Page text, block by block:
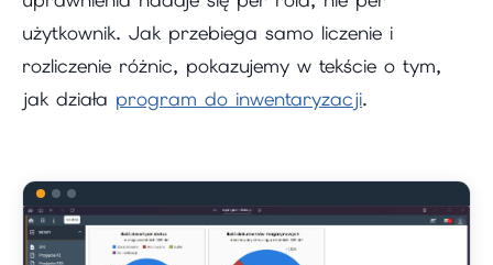
użytkownik. Jak przebiega samo liczenie i
rozliczenie różnic, pokazujemy w tekście o tym,
jak działa program do inwentaryzacji.